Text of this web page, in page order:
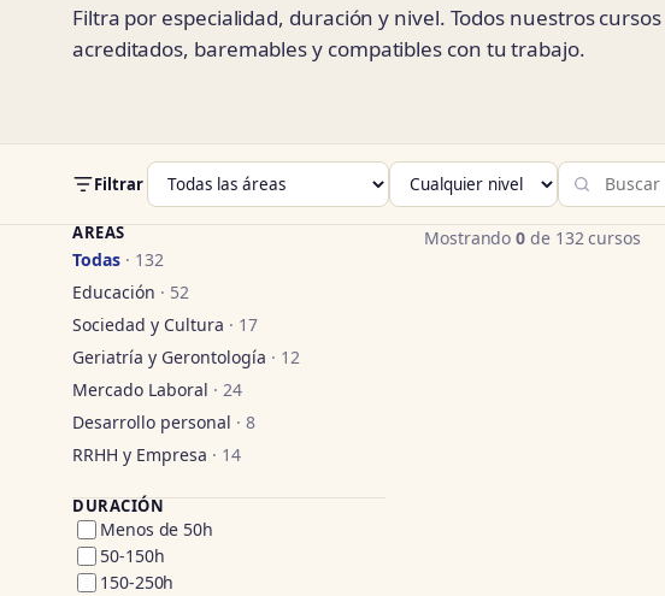
Filtra por especialidad, duración y nivel. Todos nuestros
acreditados, baremables y compatibles con tu trabajo.
Filtrar
ÁREAS
Todas · 132
Educación · 52
Sociedad y Cultura · 17
Geriatría y Gerontología · 12
Mercado Laboral · 24
Desarrollo personal · 8
RRHH y Empresa · 14
DURACIÓN
Menos de 50h
50-150h
150-250h
Mostrando0 de 132 cursos